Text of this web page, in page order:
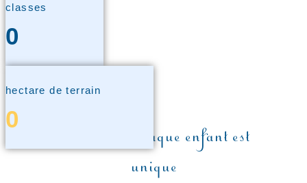
classes
0
hectare de terrain
0
Parce que chaque enfant est
unique